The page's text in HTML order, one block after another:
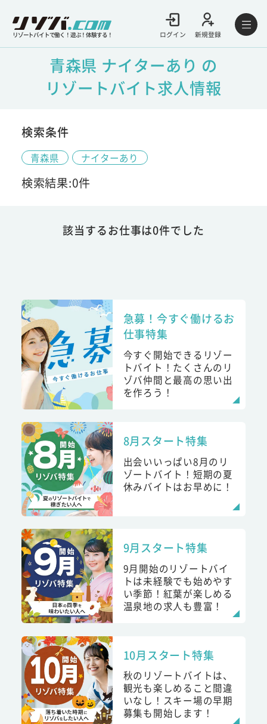
リゾートバイトで働く！遊ぶ！体験する！ ログイン 新規登録
青森県 ナイターあり の
リゾートバイト求人情報
検索条件
青森県 ナイターあり
検索結果:0件
該当するお仕事は0件でした
急募！今すぐ働けるお
仕事特集
今すぐ開始できるリゾー
トバイト！たくさんのリ
ゾバ仲間と最高の思い出
を作ろう！
8月スタート特集
出会いいっぱい8月のリ
ゾートバイト！短期の夏
休みバイトはお早めに！
9月スタート特集
9月開始のリゾートバイ
トは未経験でも始めやす
い季節！紅葉が楽しめる
温泉地の求人も豊富！
10月スタート特集
秋のリゾートバイトは、
観光も楽しめること間違
いなし！スキー場の早期
募集も開始します！